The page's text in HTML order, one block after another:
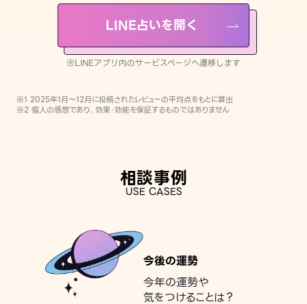
LINE占いを開く
※LINEアプリ内のサービスページへ遷移します
※1 2025年1月〜12月に投稿されたレビューの平均点をもとに算出
※2 個人の感想であり、効果・効能を保証するものではありません
相談事例
USE CASES
今後の運勢
今年の運勢や
気をつけることは？